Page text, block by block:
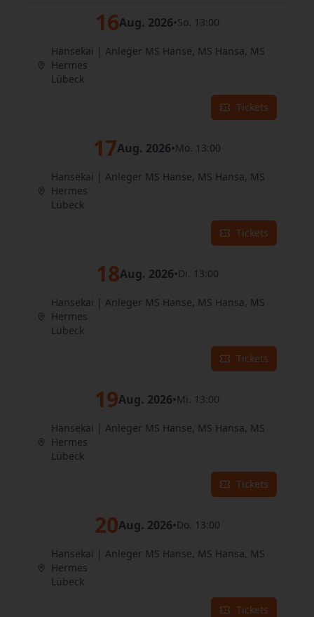
16Aug. 2026•So. 13:00
Hansekai | Anleger MS Hanse, MS Hansa, MS
Hermes
Lübeck
Tickets
17Aug. 2026•Mo. 13:00
Hansekai | Anleger MS Hanse, MS Hansa, MS
Hermes
Lübeck
Tickets
18Aug. 2026•Di. 13:00
Hansekai | Anleger MS Hanse, MS Hansa, MS
Hermes
Lübeck
Tickets
19Aug. 2026•Mi. 13:00
Hansekai | Anleger MS Hanse, MS Hansa, MS
Hermes
Lübeck
Tickets
20Aug. 2026•Do. 13:00
Hansekai | Anleger MS Hanse, MS Hansa, MS
Hermes
Lübeck
Tickets